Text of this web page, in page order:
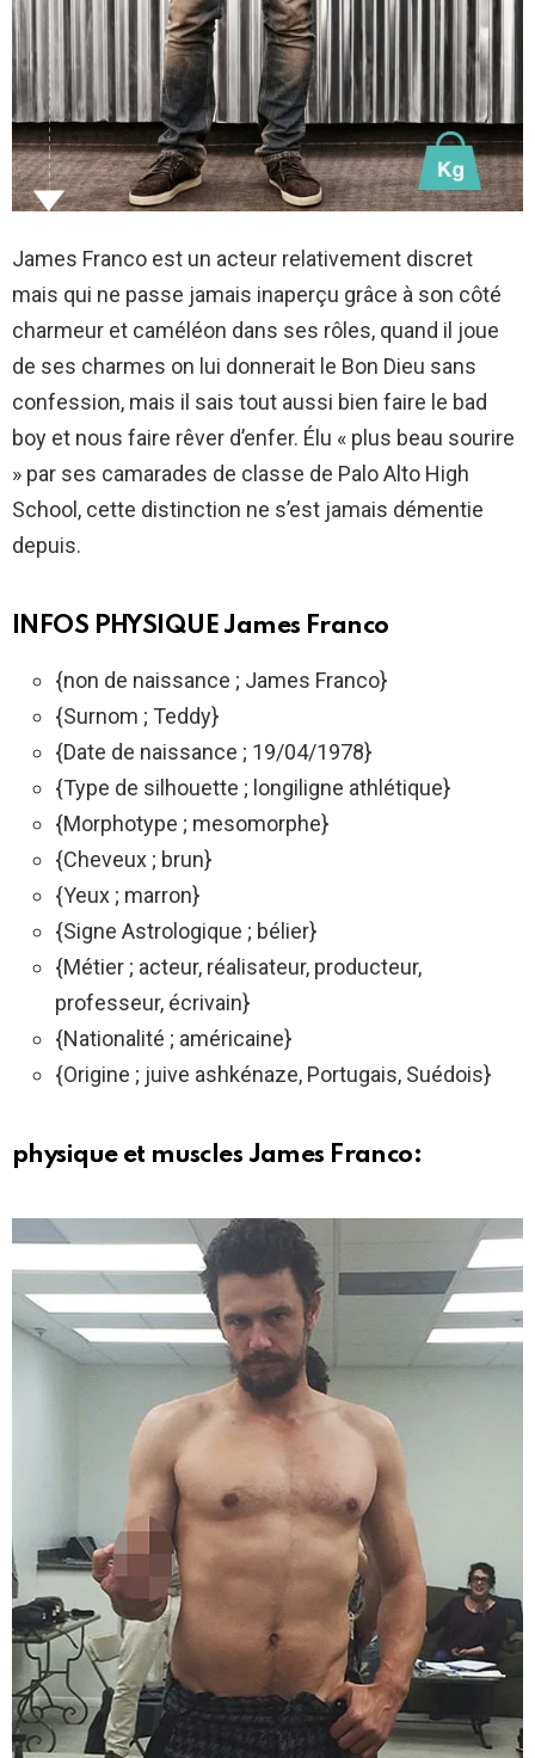
James Franco est un acteur relativement discret
mais qui ne passe jamais inaperçu grâce à son côté
charmeur et caméléon dans ses rôles, quand il joue
de ses charmes on lui donnerait le Bon Dieu sans
confession, mais il sais tout aussi bien faire le bad
boy et nous faire rêver d’enfer. Élu « plus beau sourire
» par ses camarades de classe de Palo Alto High
School, cette distinction ne s’est jamais démentie
depuis.
INFOS PHYSIQUE James Franco
{non de naissance ; James Franco}
{Surnom ; Teddy}
{Date de naissance ; 19/04/1978}
{Type de silhouette ; longiligne athlétique}
{Morphotype ; mesomorphe}
{Cheveux ; brun}
{Yeux ; marron}
{Signe Astrologique ; bélier}
{Métier ; acteur, réalisateur, producteur,
professeur, écrivain}
{Nationalité ; américaine}
{Origine ; juive ashkénaze, Portugais, Suédois}
physique et muscles James Franco: